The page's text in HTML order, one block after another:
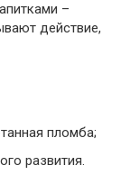
–
действие,
пломба;
развития.